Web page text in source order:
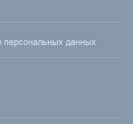
персональных данных